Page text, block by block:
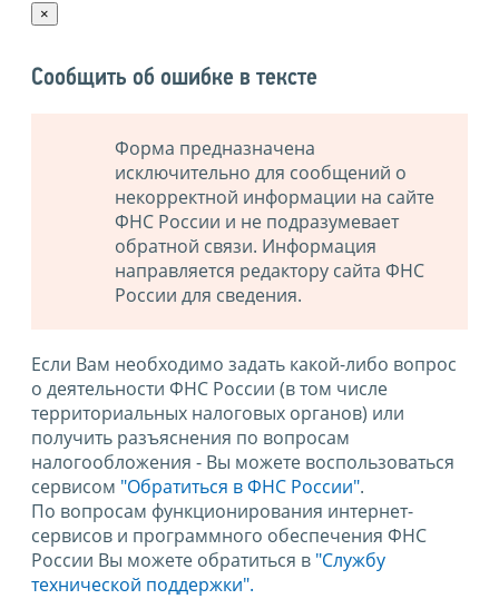
×
Сообщить об ошибке в тексте
Форма предназначена
исключительно для сообщений о
некорректной информации на сайте
ФНС России и не подразумевает
обратной связи. Информация
направляется редактору сайта ФНС
России для сведения.
Если Вам необходимо задать какой-либо вопрос
о деятельности ФНС России (в том числе
территориальных налоговых органов) или
получить разъяснения по вопросам
налогообложения - Вы можете воспользоваться
сервисом "Обратиться в ФНС России".
По вопросам функционирования интернет-
сервисов и программного обеспечения ФНС
России Вы можете обратиться в "Службу
технической поддержки".